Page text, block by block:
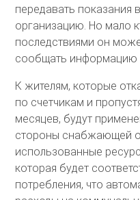
передавать
организацию. Но мало
последствиями он
сообщать информацию
К жителям, которые
по счетчикам и
месяцев, будут
стороны снабжающей
использованные
которая будет
потребления, что